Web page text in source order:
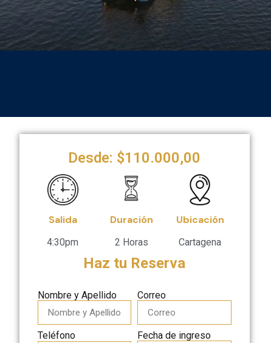
Desde: $110.000,00
Salida
4:30pm
Duración
2 Horas
Ubicación
Cartagena
Haz tu Reserva
Nombre y Apellido Correo
Teléfono Fecha de ingreso